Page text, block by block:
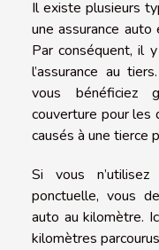
Il existe plusieurs
une assurance
Par conséquent, il
l’assurance au
vous bénéficiez
couverture pour les
causés à une tierce
Si vous
ponctuelle, vous
auto au kilomètre.
kilomètres